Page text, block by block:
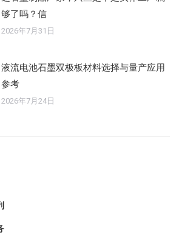
够了吗？信
2026年7月31日
液流电池石墨双极板材料选择与量产应用
参考
2026年7月24日